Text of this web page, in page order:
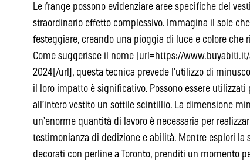
Le frange possono evidenziare aree specifiche del
straordinario effetto complessivo. Immagina il sole
festeggiare, creando una pioggia di luce e colore
Come suggerisce il nome [url=https://
2024[/url], questa tecnica prevede l’utilizzo di
il loro impatto è significativo. Possono essere
all’intero vestito un sottile scintillio. La dimensione
un’enorme quantità di lavoro è necessaria per
testimonianza di dedizione e abilità. Mentre esplori la
decorati con perline a Toronto, prenditi un momento